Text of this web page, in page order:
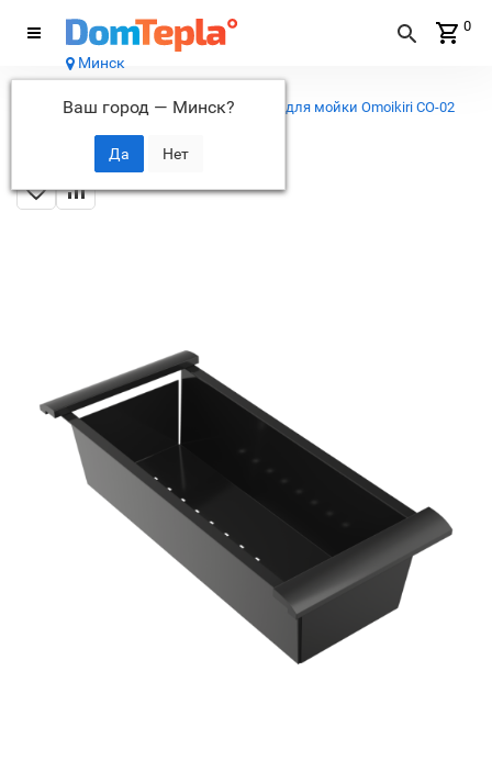
Минск
Ваш город — Минск?
Каталог
0
Аксессуары для моек
Коландер для мойки Omoikiri CO-02